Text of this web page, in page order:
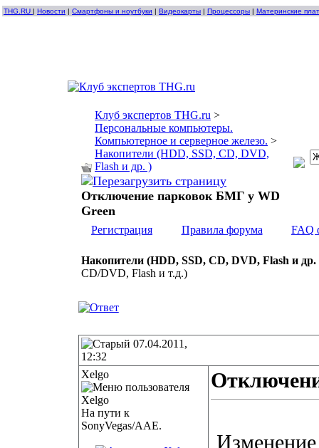
THG.RU | Новости | Смартфоны и ноутбуки | Видеокарты | Процессоры | Материнские
Клуб экспертов THG.ru >
Персональные компьютеры.
Компьютерное и серверное железо. >
Накопители (HDD, SSD, CD, DVD,
Flash и др. )
Отключение парковок БМГ у WD
Green
Регистрация Правила форума FAQ
Накопители (HDD, SSD, CD, DVD, Flash и др.
CD/DVD, Flash и т.д.)
07.04.2011,
12:32
Xelgo
На пути к
SonyVegas/AAE.